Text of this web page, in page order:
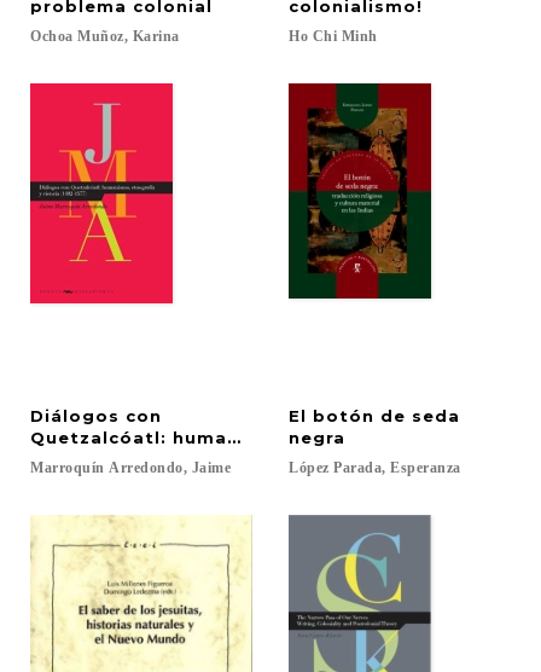
problema colonial
Ochoa Muñoz, Karina
colonialismo!
Ho Chi Minh
Diálogos con
Quetzalcóatl: humanismo, etnografía y ciencia
Marroquín Arredondo, Jaime
El botón de seda
negra
López Parada, Esperanza